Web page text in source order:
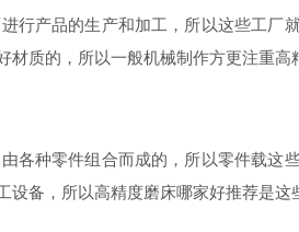
行产品的生产和加工，所以这些工
质的，所以一般机械制作方更注重高
各种零件组合而成的，所以零件载
备，所以高精度磨床哪家好推荐是这